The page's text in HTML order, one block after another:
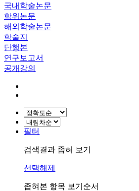
국내학술논문
학위논문
해외학술논문
학술지
단행본
연구보고서
공개강의
필터
검색결과 좁혀 보기
선택해제
좁혀본 항목 보기순서